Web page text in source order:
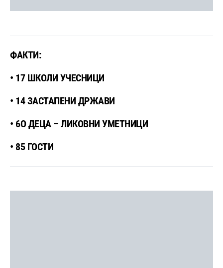
ФАКТИ:
• 17 ШКОЛИ УЧЕСНИЦИ
• 14 ЗАСТАПЕНИ ДРЖАВИ
• 6О ДЕЦА – ЛИКОВНИ УМЕТНИЦИ
• 85 ГОСТИ